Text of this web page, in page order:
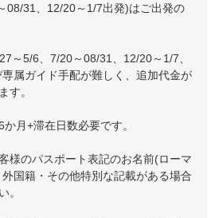
08/31、12/20～1/7出発)はご出発の
～5/6、7/20～08/31、12/20～1/7、
属ガイド手配が難しく、追加代金が
す。
月+滞在日数必要です。
様のパスポート表記のお名前(ローマ
国籍・その他特別な記載がある場合
。